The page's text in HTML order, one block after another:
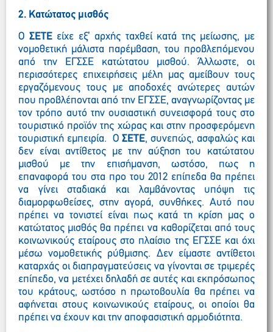
2. Κατώτατος μισθός
Ο ΣΕΤΕείχε εξ’ αρχής ταχθεί κατά της μείωσης, με
νομοθετική μάλιστα παρέμβαση, του προβλεπόμενου
από την ΕΓΣΣΕ κατώτατου μισθού. Άλλωστε, οι
περισσότερες επιχειρήσεις μέλη μας αμείβουν τους
εργαζόμενους τους με αποδοχές ανώτερες αυτών
που προβλέπονται από την ΕΓΣΣΕ, αναγνωρίζοντας με
τον τρόπο αυτό την ουσιαστική συνεισφορά τους στο
τουριστικό προϊόν της χώρας και στην προσφερόμενη
τουριστική εμπειρία. Ο ΣΕΤΕ, συνεπώς, ασφαλώς και
δεν είναι αντίθετος με την αύξηση του κατώτατου
μισθού με την επισήμανση, ωστόσο, πως η
επαναφορά του στα προ του 2012 επίπεδα θα πρέπει
να γίνει σταδιακά και λαμβάνοντας υπόψη τις
διαμορφωθείσες, στην αγορά, συνθήκες. Αυτό που
πρέπει να τονιστεί είναι πως κατά τη κρίση μας ο
κατώτατος μισθός θα πρέπει να καθορίζεται από τους
κοινωνικούς εταίρους στο πλαίσιο της ΕΓΣΣΕ και όχι
μέσω νομοθετικής ρύθμισης. Δεν είμαστε αντίθετοι
καταρχάς οι διαπραγματεύσεις να γίνονται σε τριμερές
επίπεδο, να μετέχει δηλαδή σε αυτές και εκπρόσωπος
του κράτους, ωστόσο η πρωτοβουλία θα πρέπει να
αφήνεται στους κοινωνικούς εταίρους, οι οποίοι θα
πρέπει να έχουν και την αποφασιστική αρμοδιότητα.